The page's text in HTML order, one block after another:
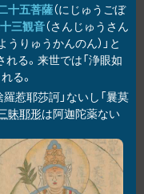
十五菩薩（にじゅうごぼ
三観音（さんじゅうさん
うりゅうかんのん）」と
る。来世では「浄眼如
る。
羅惹耶莎訶」ないし「曩莫
昧耶形は阿迦陀薬ない